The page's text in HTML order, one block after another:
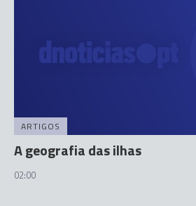
ARTIGOS
A geografia das ilhas
02:00